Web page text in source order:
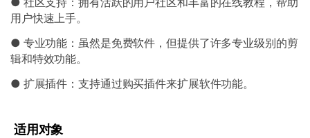
用户快速上手。
● 专业功能：虽然是免费软件，但提供了许多专业级别的剪
辑和特效功能。
● 扩展插件：支持通过购买插件来扩展软件功能。
适用对象